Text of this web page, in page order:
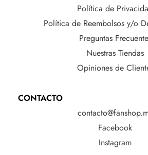
Política de
Política de Reembolsos y/o
Preguntas
Nuestras Tiendas
Opiniones de
CONTACTO
Facebook
Instagram